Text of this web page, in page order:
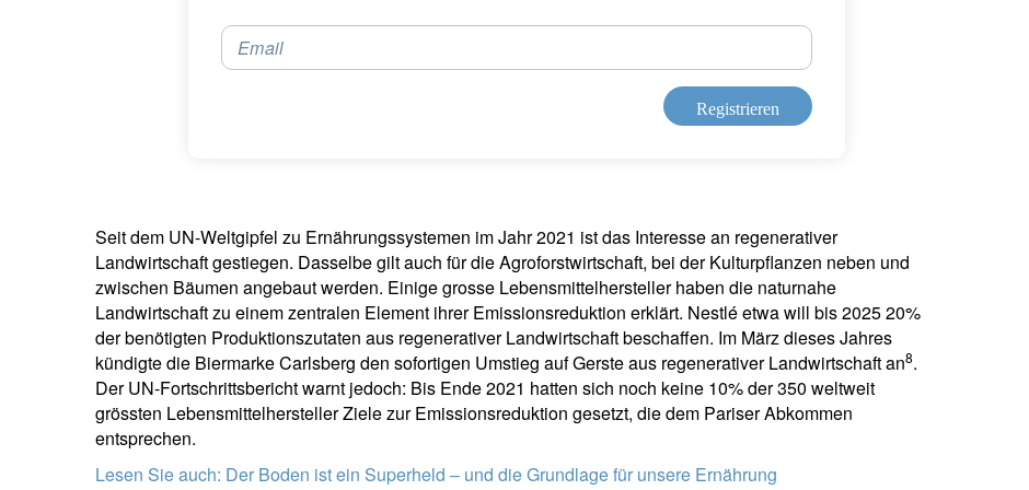
Email
Registrieren
Seit dem UN-Weltgipfel zu Ernährungssystemen im Jahr 2021 ist das Interesse an regenerativer
Landwirtschaft gestiegen. Dasselbe gilt auch für die Agroforstwirtschaft, bei der Kulturpflanzen neben und
zwischen Bäumen angebaut werden. Einige grosse Lebensmittelhersteller haben die naturnahe
Landwirtschaft zu einem zentralen Element ihrer Emissionsreduktion erklärt. Nestlé etwa will bis 2025 20%
der benötigten Produktionszutaten aus regenerativer Landwirtschaft beschaffen. Im März dieses Jahres
kündigte die Biermarke Carlsberg den sofortigen Umstieg auf Gerste aus regenerativer Landwirtschaft an8.
Der UN-Fortschrittsbericht warnt jedoch: Bis Ende 2021 hatten sich noch keine 10% der 350 weltweit
grössten Lebensmittelhersteller Ziele zur Emissionsreduktion gesetzt, die dem Pariser Abkommen
entsprechen.
Lesen Sie auch: Der Boden ist ein Superheld – und die Grundlage für unsere Ernährung